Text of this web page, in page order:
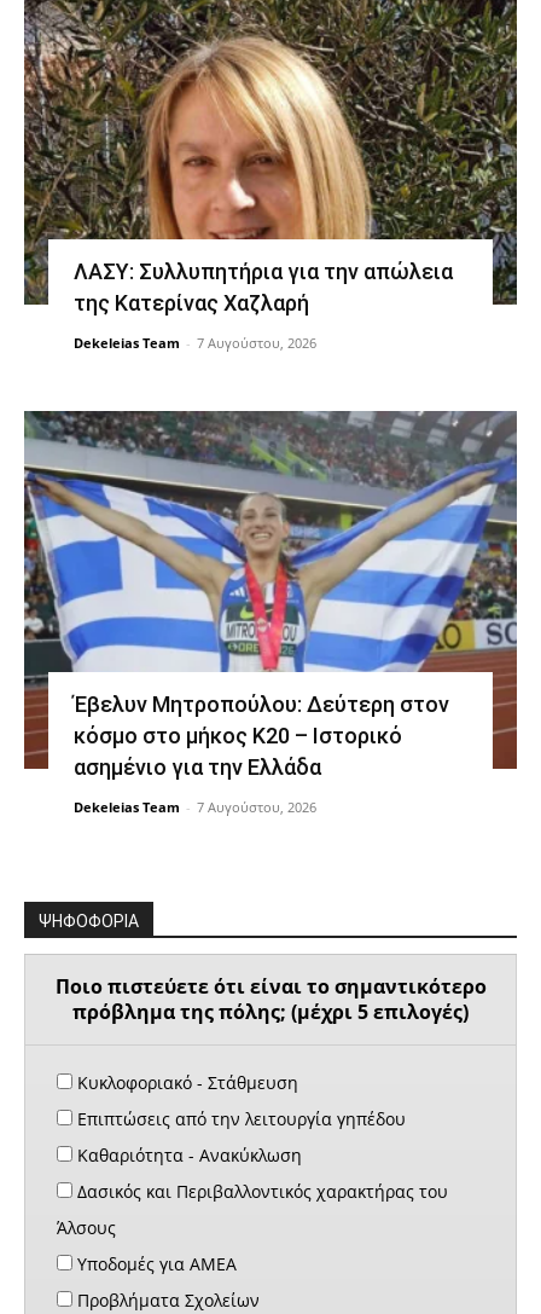
ΛΑΣΥ: Συλλυπητήρια για την απώλεια
της Κατερίνας Χαζλαρή
Dekeleias Team - 7 Αυγούστου, 2026
Έβελυν Μητροπούλου: Δεύτερη στον
κόσμο στο μήκος Κ20 – Ιστορικό
ασημένιο για την Ελλάδα
Dekeleias Team - 7 Αυγούστου, 2026
ΨΗΦΟΦΟΡΙΑ
Ποιο πιστεύετε ότι είναι το σημαντικότερο
πρόβλημα της πόλης; (μέχρι 5 επιλογές)
Κυκλοφοριακό - Στάθμευση
Επιπτώσεις από την λειτουργία γηπέδου
Καθαριότητα - Ανακύκλωση
Δασικός και Περιβαλλοντικός χαρακτήρας του
Άλσους
Υποδομές για ΑΜΕΑ
Προβλήματα Σχολείων